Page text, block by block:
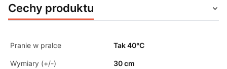
Cechy produktu
Pranie w pralce Tak 40°C
Wymiary (+/-) 30 cm